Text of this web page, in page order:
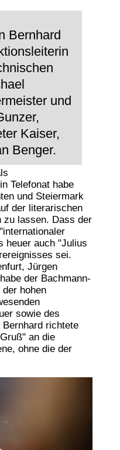
Bernhard
und
Kaiser,
Benger.
Telefonat habe
und Steiermark
der literarischen
zu lassen. Dass der
heuer auch "Julius
sei.
Jürgen
der Bachmann-
hohen
sowie des
richtete
an die
ohne die der